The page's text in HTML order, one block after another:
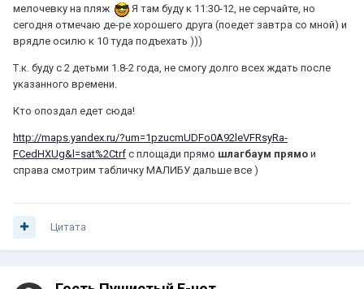
мелочевку на пляж
Я там буду к 11:30-12, не серчайте, но
сегодня отмечаю де-ре хорошего друга (поедет завтра со мной) и
врядле осилю к 10 туда подъехать )))
Т.к. буду с 2 детьми 1.8-2 года, не смогу долго всех ждать после
указанного времени.
Кто опоздал едет сюда!
http://maps.yandex.ru/?um=1pzucmUDFo0A92leVFRsyRa-
FCedHXUg&l=sat%2Ctrf с площади прямо шлагбаум прямо и
справа смотрим табличку МАЛИБУ дальше все )
Цитата